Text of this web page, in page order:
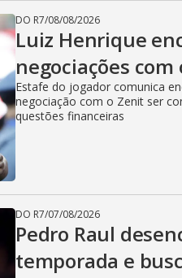
DO R7/08/08/2026
Luiz Henrique
negociações com
Estafe do jogador comunica
negociação com o Zenit ser
questões financeiras
DO R7/07/08/2026
Pedro Raul
temporada e